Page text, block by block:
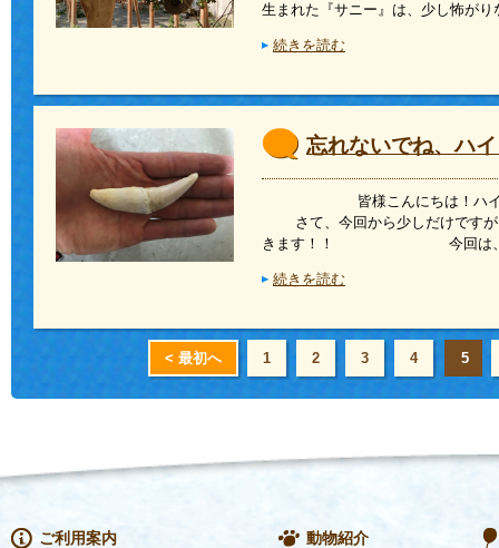
生まれた『サニー』は、少し怖が
続きを読む
忘れないでね、ハ
皆様こんにちは！
さて、今回から少しだけですが
きます！！ 今回は、歯
続きを読む
< 最初へ 1 2 3 4 5
ご利用案内 動物紹介